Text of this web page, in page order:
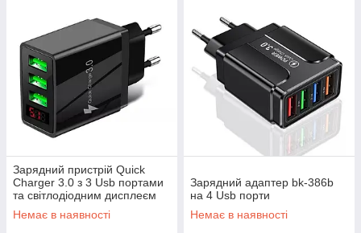
Зарядний пристрій Quick
Charger 3.0 з 3 Usb портами
та світлодіодним дисплеєм
hcj-b05
Немає в наявності
Зарядний адаптер bk-386b
на 4 Usb порти
Немає в наявності